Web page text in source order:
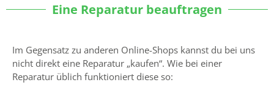
Eine Reparatur beauftragen
Im Gegensatz zu anderen Online-Shops kannst du bei uns
nicht direkt eine Reparatur „kaufen“. Wie bei einer
Reparatur üblich funktioniert diese so: